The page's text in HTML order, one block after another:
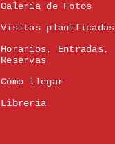
Galería de Fotos
Visitas planificadas
Horarios, Entradas,
Reservas
Cómo llegar
Librería